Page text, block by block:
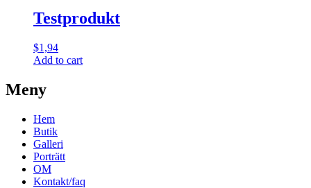
Testprodukt
$1,94
Add to cart
Meny
Hem
Butik
Galleri
Porträtt
OM
Kontakt/faq